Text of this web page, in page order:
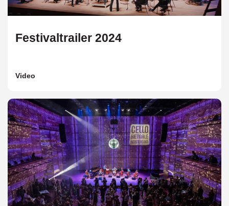
Festivaltrailer 2024
Video